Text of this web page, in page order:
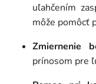
uľahčením
môže pomôcť
Zmiernenie
prínosom pre